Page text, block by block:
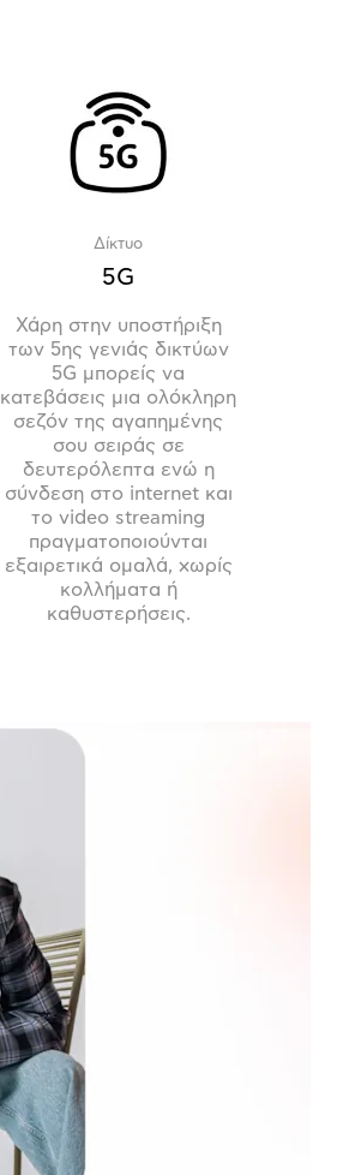
Δίκτυο
5G
Χάρη στην υποστήριξη
των 5ης γενιάς δικτύων
5G μπορείς να
κατεβάσεις μια ολόκληρη
σεζόν της αγαπημένης
σου σειράς σε
δευτερόλεπτα ενώ η
σύνδεση στο internet και
το video streaming
πραγματοποιούνται
εξαιρετικά ομαλά, χωρίς
κολλήματα ή
καθυστερήσεις.